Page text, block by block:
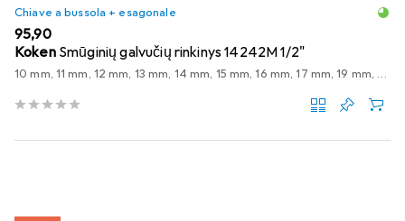
Chiave a bussola + esagonale
EUR
95,90
Koken Smūginių galvučių rinkinys 14242M 1/2"
10 mm, 11 mm, 12 mm, 13 mm, 14 mm, 15 mm, 16 mm, 17 mm, 19 mm, 21 mm, 22 mm, 27 mm